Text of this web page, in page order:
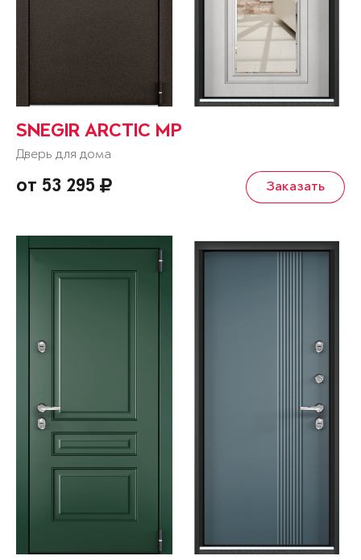
SNEGIR ARCTIC MP
Дверь для дома
от 53 295 Заказать